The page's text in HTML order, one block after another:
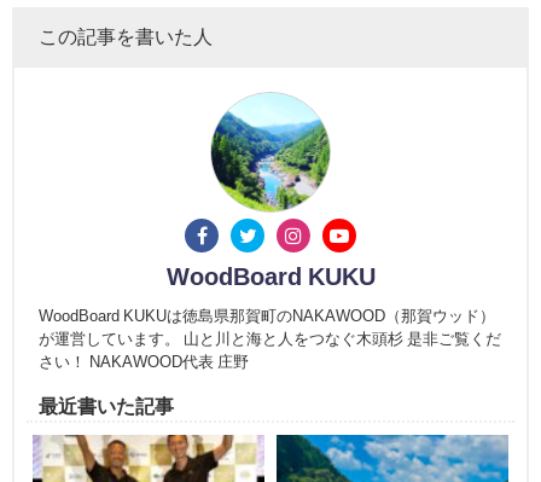
この記事を書いた人
WoodBoard KUKU
WoodBoard KUKUは徳島県那賀町のNAKAWOOD（那賀ウッド）
が運営しています。 山と川と海と人をつなぐ木頭杉 是非ご覧くだ
さい！ NAKAWOOD代表 庄野
最近書いた記事